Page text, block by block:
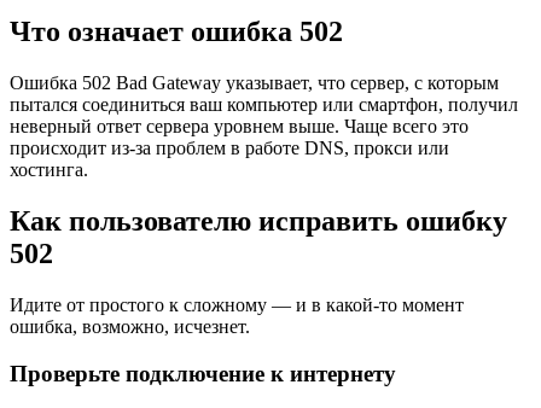
Что означает ошибка 502
Ошибка 502 Bad Gateway указывает, что сервер, с которым
пытался соединиться ваш компьютер или смартфон, получил
неверный ответ сервера уровнем выше. Чаще всего это
происходит из‑за проблем в работе DNS, прокси или
хостинга.
Как пользователю исправить ошибку
502
Идите от простого к сложному — и в какой‑то момент
ошибка, возможно, исчезнет.
Проверьте подключение к интернету